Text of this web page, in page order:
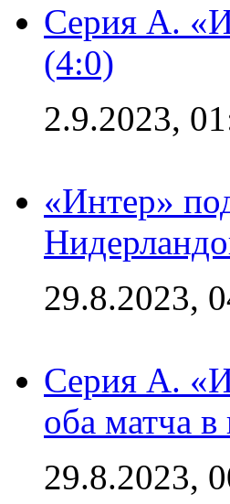
Серия А.
(4:0)
2.9.2023,
«Интер»
29.8.2023,
Серия А.
оба матча в
29.8.2023,